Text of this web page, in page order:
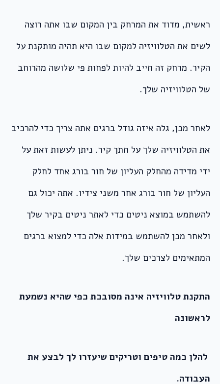
ראשית, מדוד את המרחק בין המקום שבו אתה רוצה
לשים את הטלוויזיה למקום שבו היא תהיה מותקנת על
הקיר. מרחק זה חייב להיות לפחות פי שלושה מהרוחב
של הטלוויזיה שלך.
לאחר מכן, גלה איזה גודל ברגים אתה צריך כדי להרכיב
את הטלוויזיה שלך על חתך קיר. ניתן לעשות זאת על
ידי מדידה מהחלק העליון של חור בורג אחד לחלק
העליון של חור בורג אחר משני צידיו. אתה יכול גם
להשתמש במוצא ניטים כדי לאתר ניטים בקיר שלך
ולאחר מכן להשתמש במידות אלה כדי למצוא ברגים
המתאימים לצרכים שלך.
התקנת טלוויזיה אינה מסובכת כפי שהיא נשמעת
לראשונה
להלן כמה טיפים וטריקים שיעזרו לך לבצע את
העבודה.